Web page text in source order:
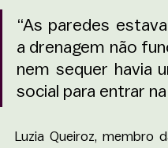
“As paredes
a drenagem não
nem sequer havia
social para entrar na
Luzia Queiroz, membro